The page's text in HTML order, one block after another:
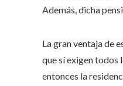
Además, dicha
La gran ventaja de
que sí exigen todos
entonces la